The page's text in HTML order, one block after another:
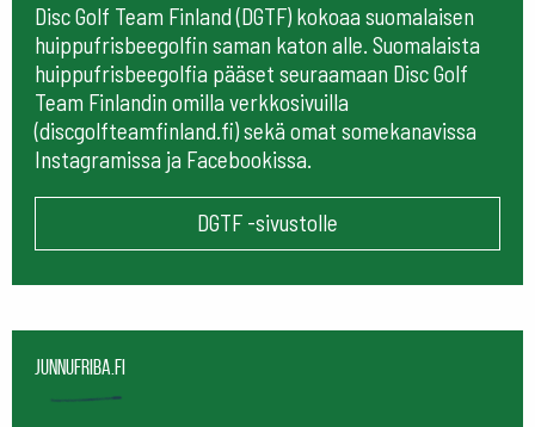
Disc Golf Team Finland (DGTF) kokoaa suomalaisen
huippufrisbeegolfin saman katon alle. Suomalaista
huippufrisbeegolfia pääset seuraamaan Disc Golf
Team Finlandin omilla verkkosivuilla
(discgolfteamfinland.fi) sekä omat somekanavissa
Instagramissa ja Facebookissa.
DGTF -sivustolle
Junnufriba.fi